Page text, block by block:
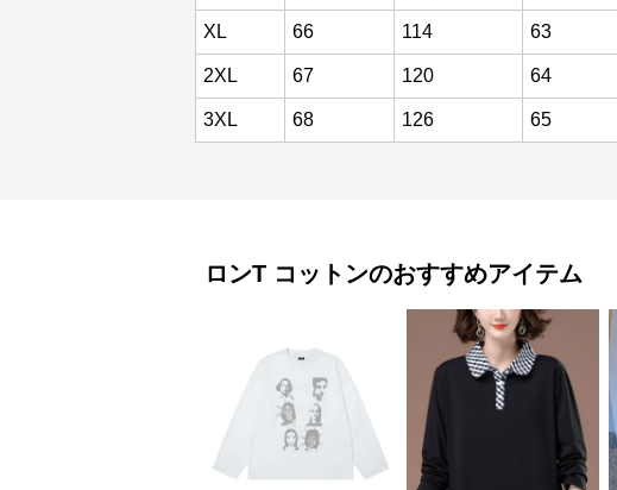
XL 66 114 63
2XL 67 120 64
3XL 68 126 65
ロンT コットンのおすすめアイテム